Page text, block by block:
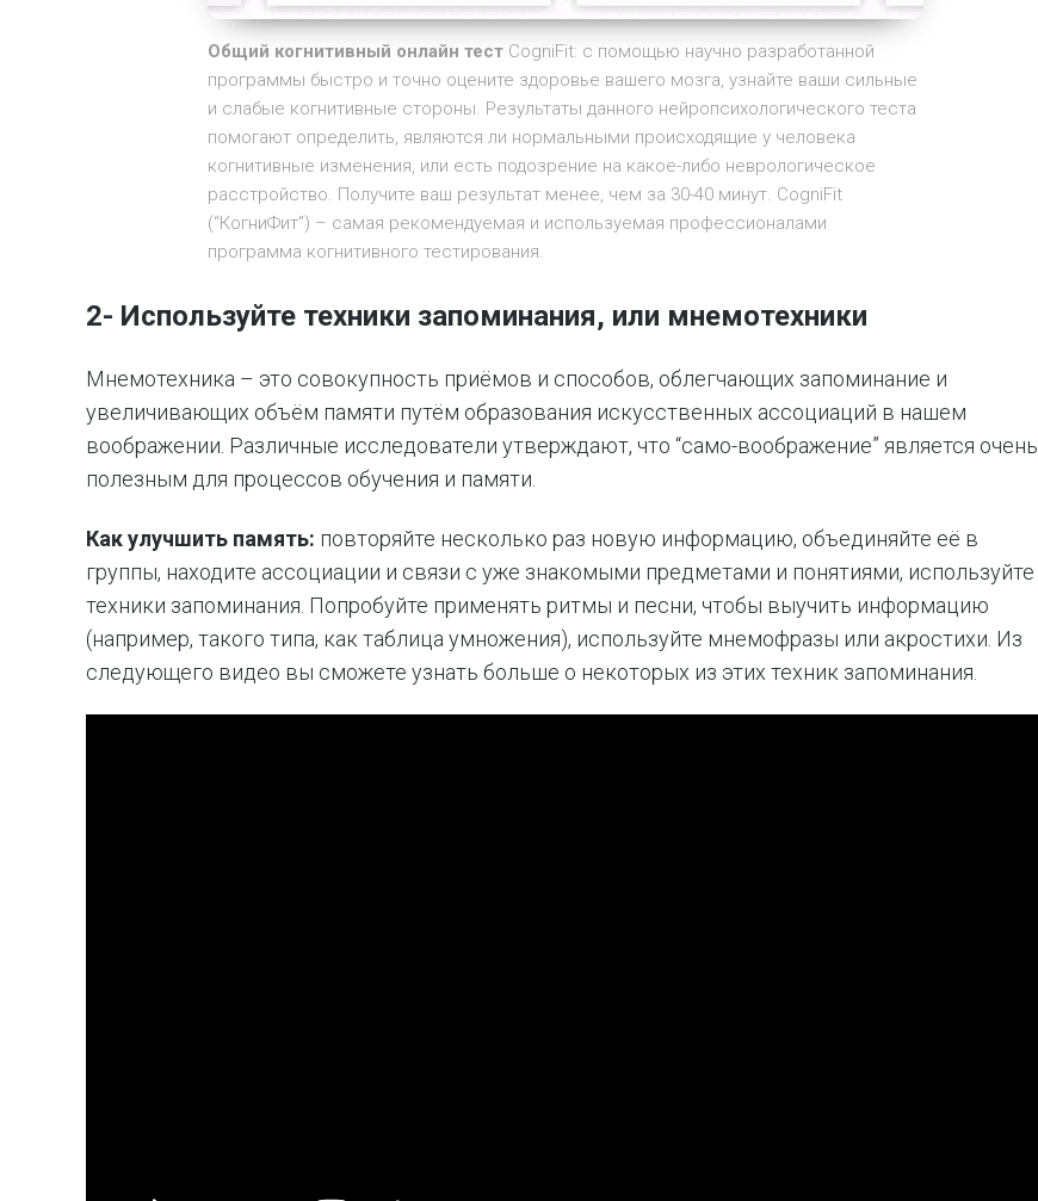
Общий когнитивный онлайн тест CogniFit: с помощью научно разработанной
программы быстро и точно оцените здоровье вашего мозга, узнайте ваши сильные
и слабые когнитивные стороны. Результаты данного нейропсихологического теста
помогают определить, являются ли нормальными происходящие у человека
когнитивные изменения, или есть подозрение на какое-либо неврологическое
расстройство. Получите ваш результат менее, чем за 30-40 минут. CogniFit
(“КогниФит”) – самая рекомендуемая и используемая профессионалами
программа когнитивного тестирования.
2- Используйте техники запоминания, или мнемотехники
Мнемотехника – это совокупность приёмов и способов, облегчающих запоминание и
увеличивающих объём памяти путём образования искусственных ассоциаций в нашем
воображении. Различные исследователи утверждают, что “само-воображение” является очень
полезным для процессов обучения и памяти.
Как улучшить память: повторяйте несколько раз новую информацию, объединяйте её в
группы, находите ассоциации и связи с уже знакомыми предметами и понятиями, используйте
техники запоминания. Попробуйте применять ритмы и песни, чтобы выучить информацию
(например, такого типа, как таблица умножения), используйте мнемофразы или акростихи. Из
следующего видео вы сможете узнать больше о некоторых из этих техник запоминания.